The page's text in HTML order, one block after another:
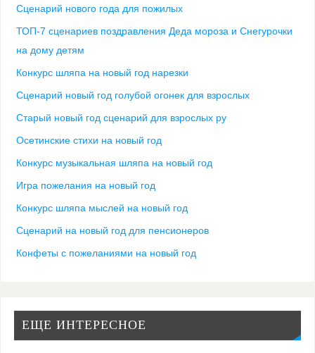
Сценарий нового года для пожилых
ТОП-7 сценариев поздравления Деда мороза и Снегурочки
на дому детям
Конкурс шляпа на новый год нарезки
Сценарий новый год голубой огонек для взрослых
Старый новый год сценарий для взрослых ру
Осетинские стихи на новый год
Конкурс музыкальная шляпа на новый год
Игра пожелания на новый год
Конкурс шляпа мыслей на новый год
Сценарий на новый год для пенсионеров
Конфеты с пожеланиями на новый год
ЕЩЕ ИНТЕРЕСНОЕ